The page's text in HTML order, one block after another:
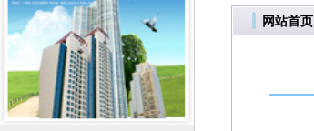
网站首页